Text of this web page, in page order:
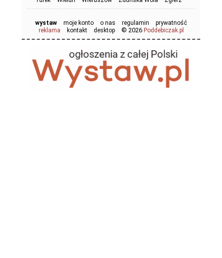
wystaw moje konto o nas regulamin
prywatność
reklama
kontakt desktop © 2026 Poddebiczak.pl